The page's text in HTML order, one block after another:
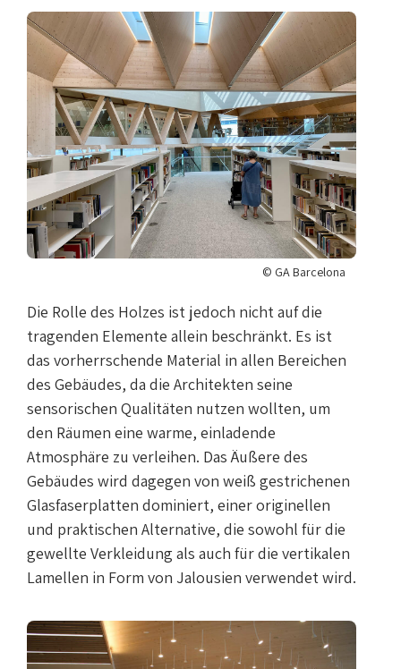
© GA Barcelona
Die Rolle des Holzes ist jedoch nicht auf die
tragenden Elemente allein beschränkt. Es ist
das vorherrschende Material in allen Bereichen
des Gebäudes, da die Architekten seine
sensorischen Qualitäten nutzen wollten, um
den Räumen eine warme, einladende
Atmosphäre zu verleihen. Das Äußere des
Gebäudes wird dagegen von weiß gestrichenen
Glasfaserplatten dominiert, einer originellen
und praktischen Alternative, die sowohl für die
gewellte Verkleidung als auch für die vertikalen
Lamellen in Form von Jalousien verwendet wird.